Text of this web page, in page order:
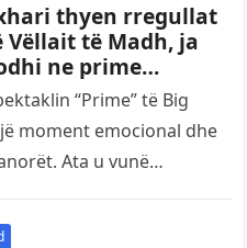
thyen rregullat
Vëllait të Madh, ja
ne prime…
“Prime” të Big
moment emocional dhe
Ata u vunë…